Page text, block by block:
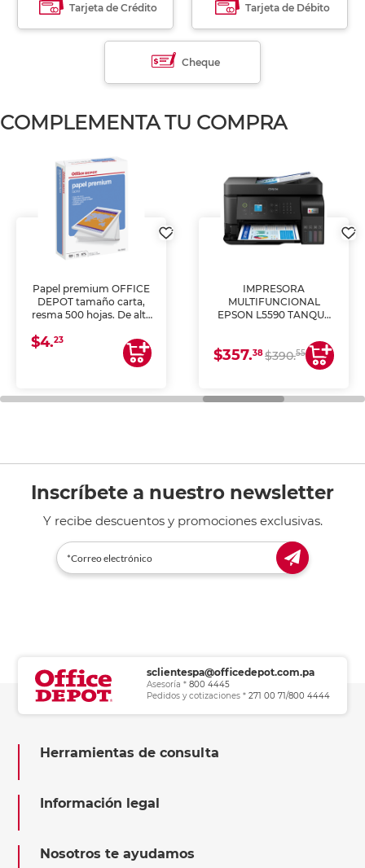
Tarjeta de Crédito Tarjeta de Débito
Cheque
COMPLEMENTA TU COMPRA
Papel premium OFFICE
DEPOT tamaño carta,
resma 500 hojas. De alta
uniforme, ideal para
impresoras de inyección
de tinta y láser,
general de oficina.
$4.23
IMPRESORA
MULTIFUNCIONAL
EPSON L5590 TANQUE
COPIA Y ESCANEA)
$357.38$390.55
Inscríbete a nuestro newsletter
Y recibe descuentos y promociones exclusivas.
sclientespa@officedepot.com.pa
Asesoría * 800 4445
Pedidos y cotizaciones * 271 00 71/800 4444
Herramientas de consulta
Información legal
Nosotros te ayudamos